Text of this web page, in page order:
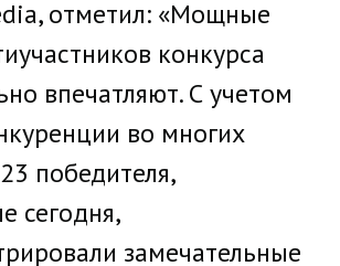
отметил: «Мощные
конкурса
впечатляют. С учетом
во многих
победителя,
сегодня,
замечательные